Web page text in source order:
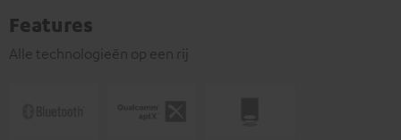
Features
Alle technologieën op een rij